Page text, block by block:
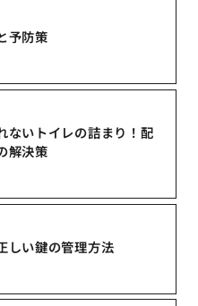
予防策
ないトイレの詰まり！配
解決策
しい鍵の管理方法